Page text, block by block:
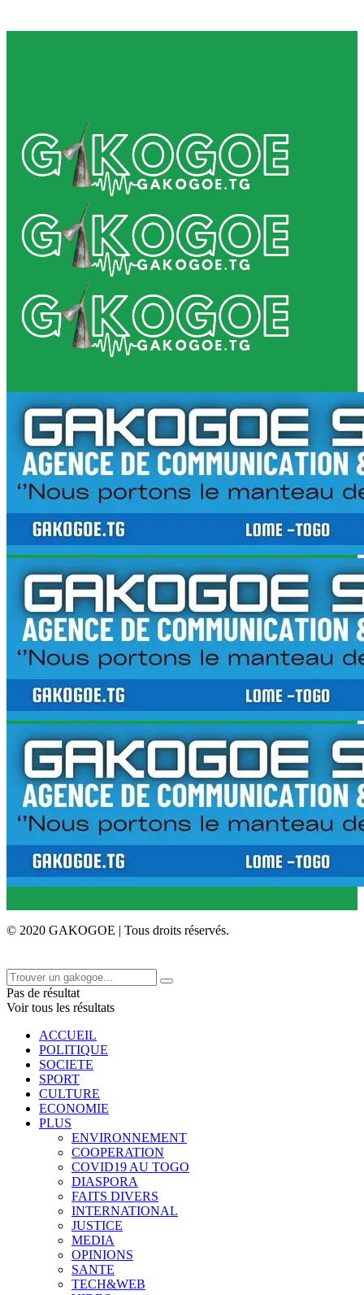
© 2020 GAKOGOE | Tous droits réservés.
Pas de résultat
Voir tous les résultats
ACCUEIL
POLITIQUE
SOCIETE
SPORT
CULTURE
ECONOMIE
PLUS
ENVIRONNEMENT
COOPERATION
COVID19 AU TOGO
DIASPORA
FAITS DIVERS
INTERNATIONAL
JUSTICE
MEDIA
OPINIONS
SANTE
TECH&WEB